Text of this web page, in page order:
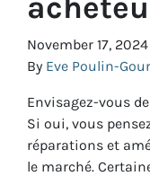
November 17, 2024
By Eve Poulin-
Envisagez-vous
Si oui, vous
réparations et
le marché.